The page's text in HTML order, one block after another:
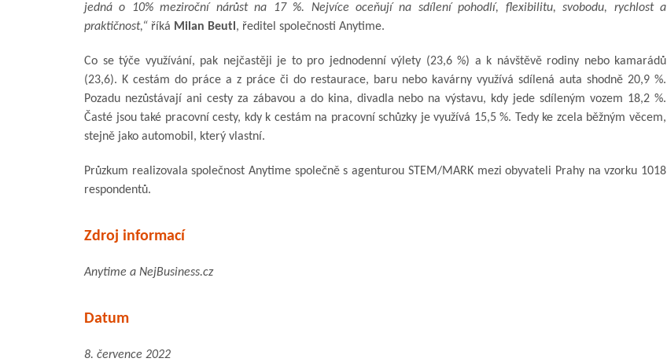
jedná o 10% meziroční nárůst na 17 %. Nejvíce oceňují na sdílení pohodlí, flexibilitu, svobodu, rychlost a
praktičnost,“ říká Milan Beutl , ředitel společnosti Anytime.
Co se týče využívání, pak nejčastěji je to pro jednodenní výlety (23,6 %) a k návštěvě rodiny nebo kamarádů
(23,6). K cestám do práce a z práce či do restaurace, baru nebo kavárny využívá sdílená auta shodně 20,9 %.
Pozadu nezůstávají ani cesty za zábavou a do kina, divadla nebo na výstavu, kdy jede sdíleným vozem 18,2 %.
Časté jsou také pracovní cesty, kdy k cestám na pracovní schůzky je využívá 15,5 %. Tedy ke zcela běžným věcem,
stejně jako automobil, který vlastní.
Průzkum realizovala společnost Anytime společně s agenturou STEM/MARK mezi obyvateli Prahy na vzorku 1018
respondentů.
Zdroj informací
Anytime a NejBusiness.cz
Datum
8. července 2022